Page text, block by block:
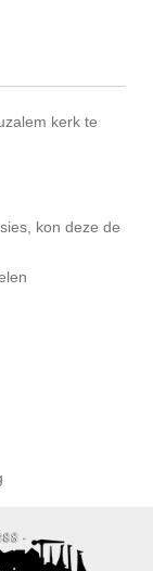
kerk te
kon deze de